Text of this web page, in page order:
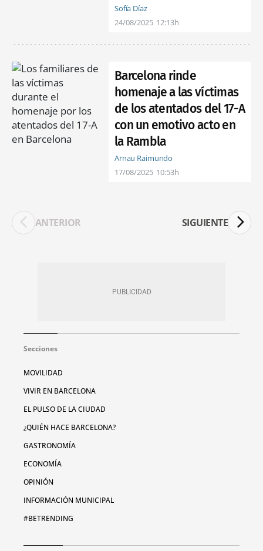
Sofía Díaz
24/08/2025 12:13h
Barcelona rinde
homenaje a las víctimas
de los atentados del 17-A
con un emotivo acto en
la Rambla
Arnau Raimundo
17/08/2025 10:53h
ANTERIOR SIGUIENTE
Secciones
MOVILIDAD
VIVIR EN BARCELONA
EL PULSO DE LA CIUDAD
¿QUIÉN HACE BARCELONA?
GASTRONOMÍA
ECONOMÍA
OPINIÓN
INFORMACIÓN MUNICIPAL
#BETRENDING